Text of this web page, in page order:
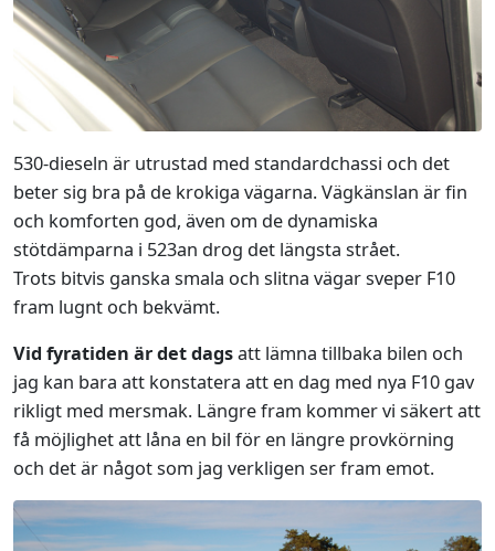
530-dieseln är utrustad med standardchassi och det
beter sig bra på de krokiga vägarna. Vägkänslan är fin
och komforten god, även om de dynamiska
stötdämparna i 523an drog det längsta strået.
Trots bitvis ganska smala och slitna vägar sveper F10
fram lugnt och bekvämt.
Vid fyratiden är det dagsatt lämna tillbaka bilen och
jag kan bara att konstatera att en dag med nya F10 gav
rikligt med mersmak. Längre fram kommer vi säkert att
få möjlighet att låna en bil för en längre provkörning
och det är något som jag verkligen ser fram emot.